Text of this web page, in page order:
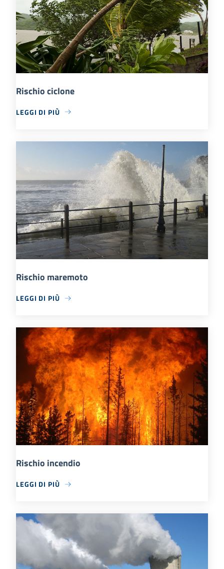
Rischio ciclone
LEGGI DI PIÙ
Rischio maremoto
LEGGI DI PIÙ
Rischio incendio
LEGGI DI PIÙ